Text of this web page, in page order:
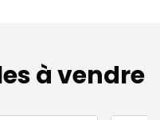
à vendre